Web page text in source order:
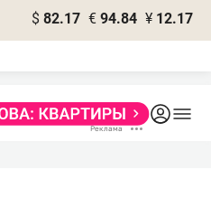
$ 82.17 € 94.84 ¥ 12.17